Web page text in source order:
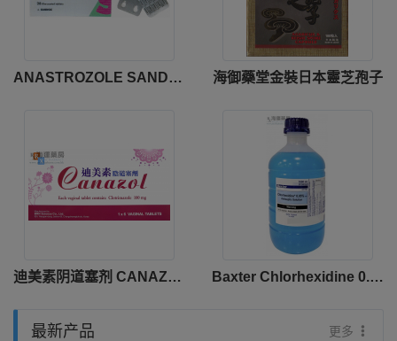
ANASTROZOLE SANDOZ TAB 1MG 海御藥堂金裝日本靈芝孢子
迪美素阴道塞剂 CANAZOL VAGINAL TAB 100MG Baxter Chlorhexidine 0.05% Antiseptic Solution
最新产品 更多